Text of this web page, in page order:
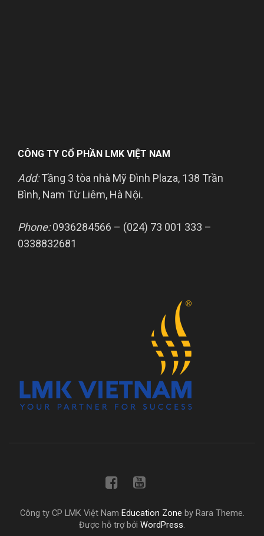
CÔNG TY CỔ PHẦN LMK VIỆT NAM
Add:Tầng 3 tòa nhà Mỹ Đình Plaza, 138 Trần
Bình, Nam Từ Liêm, Hà Nội.
Phone:0936284566 – (024) 73 001 333 –
0338832681
Công ty CP LMK Việt Nam Education Zone by Rara Theme.
Được hỗ trợ bởi WordPress.